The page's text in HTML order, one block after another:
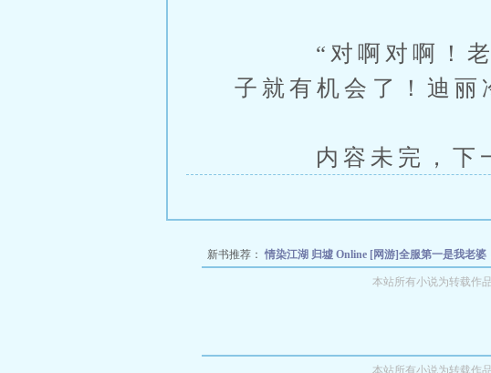
“对啊对啊！老大
子就有机会了！迪丽
内容未完，下一
新书推荐： 情染江湖 归墟 Online [网游]全服第一是我老婆
【网游】如何攻略城主大神DNF：我来自于110
本站所有小说为转载作
本站所有小说为转载作